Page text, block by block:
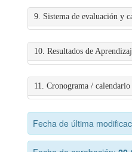
9. Sistema de evaluación y
10. Resultados de
11. Cronograma /
Fecha de última